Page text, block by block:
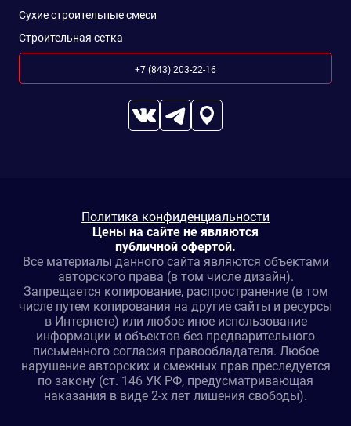
Сухие строительные смеси
Строительная сетка
+7 (843) 203-22-16
Цены на сайте не являются
публичной офертой.
Все материалы данного сайта являются объектами
авторского права (в том числе дизайн).
Запрещается копирование, распространение (в том
числе путем копирования на другие сайты и ресурсы
в Интернете) или любое иное использование
информации и объектов без предварительного
письменного согласия правообладателя. Любое
нарушение авторских и смежных прав преследуется
по закону (ст. 146 УК РФ, предусматривающая
наказания в виде 2-х лет лишения свободы).
Политика конфиденциальности